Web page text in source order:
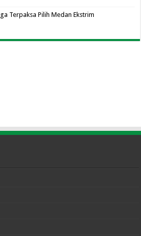
Terpaksa Pilih Medan Ekstrim